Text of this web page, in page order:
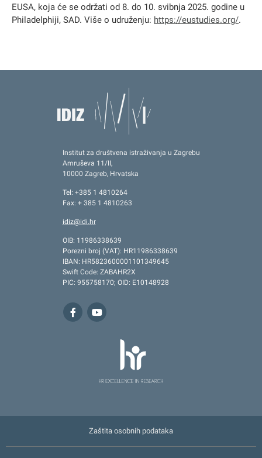
EUSA, koja će se održati od 8. do 10. svibnja 2025. godine u
Philadelphiji, SAD. Više o udruženju: https://eustudies.org/.
Institut za društvena istraživanja u Zagrebu
Amruševa 11/II,
10000 Zagreb, Hrvatska
Tel: +385 1 4810264
Fax: + 385 1 4810263
idiz@idi.hr
OIB: 11986338639
Porezni broj (VAT): HR11986338639
IBAN: HR5823600001101349645
Swift Code: ZABAHR2X
PIC: 955758170; OID: E10148928
Zaštita osobnih podataka